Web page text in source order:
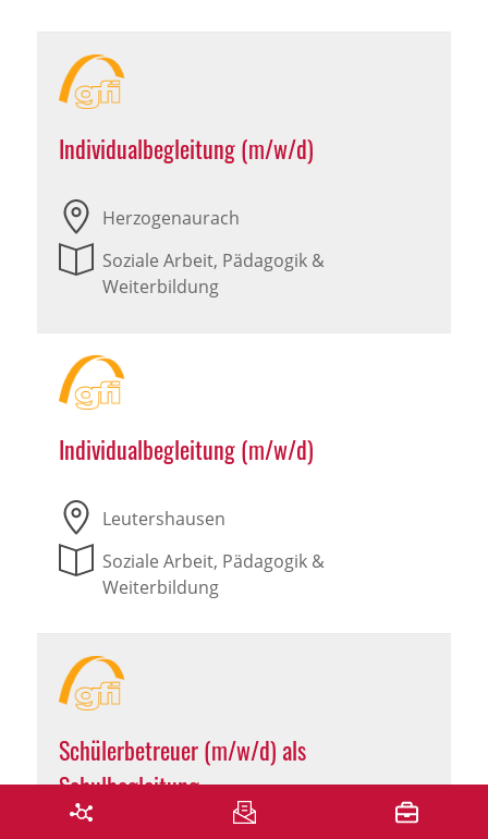
Individualbegleitung (m/w/d)
Herzogenaurach
Soziale Arbeit, Pädagogik &
Weiterbildung
Individualbegleitung (m/w/d)
Leutershausen
Soziale Arbeit, Pädagogik &
Weiterbildung
Schülerbetreuer (m/w/d) als
Schulbegleitung